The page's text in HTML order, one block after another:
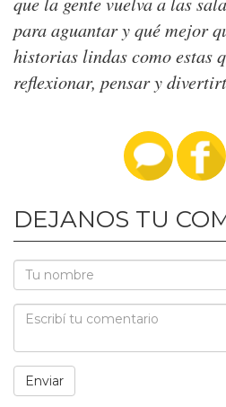
para aguantar y qué mejor
historias lindas como estas
reflexionar, pensar y
DEJANOS TU